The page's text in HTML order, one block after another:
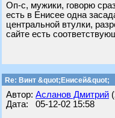
Оп-с, мужики, говорю
есть в Енисее одна
центральной втулки,
сайте есть
Re: Винт &quot;Енисей&quot;
Автор: Асланов Дмитрий
Дата: 05-12-02 15:58